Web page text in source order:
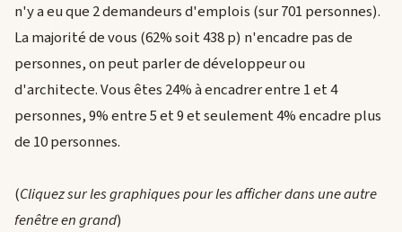
n'y a eu que 2 demandeurs d'emplois (sur 701 personnes).
La majorité de vous (62% soit 438 p) n'encadre pas de
personnes, on peut parler de développeur ou
d'architecte. Vous êtes 24% à encadrer entre 1 et 4
personnes, 9% entre 5 et 9 et seulement 4% encadre plus
de 10 personnes.
(Cliquez sur les graphiques pour les afficher dans une autre
fenêtre en grand)